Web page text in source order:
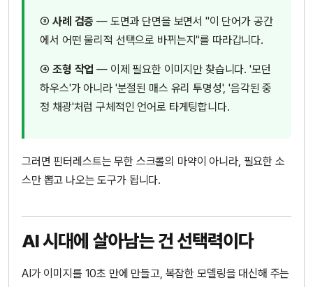
③사례 검증 — 도면과 단면을 보면서 "이 단어가 공간
에서 어떤 물리적 선택으로 바뀌는지"를 따라갑니다.
④조형 작업 — 이제 필요한 이미지만 찾습니다. '모던
하우스'가 아니라 '분절된 매스 유리 투명성', '음각된 중
정 채광'처럼 구체적인 언어로 타게팅합니다.
그러면 핀터레스트는 무한 스크롤의 마약이 아니라, 필요한 소
스만 뽑고 나오는 도구가 됩니다.
AI 시대에 살아남는 건 선택력이다
AI가 이미지를 10초 만에 만들고, 복잡한 모델링을 대신해 주는